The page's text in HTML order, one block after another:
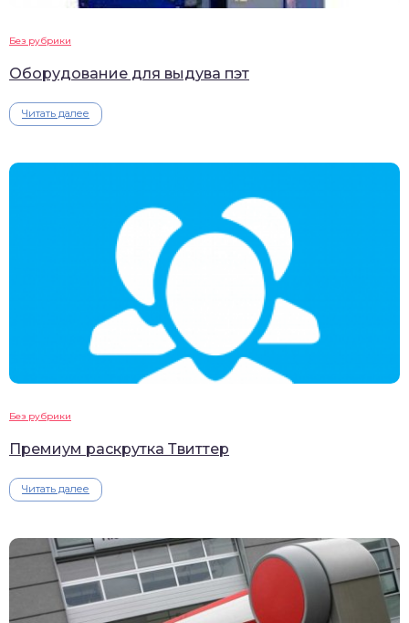
Без рубрики
Оборудование для выдува пэт
Читать далее
Без рубрики
Премиум раскрутка Твиттер
Читать далее